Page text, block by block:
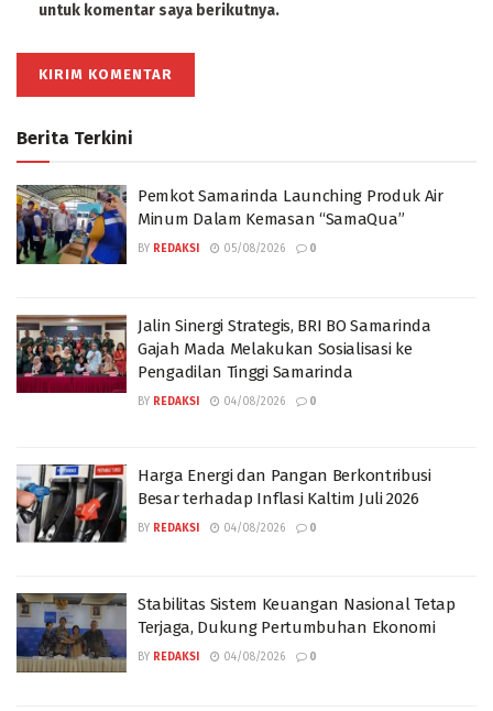
untuk komentar saya berikutnya.
Berita Terkini
Pemkot Samarinda Launching Produk Air
Minum Dalam Kemasan “SamaQua”
BY REDAKSI 05/08/2026 0
Jalin Sinergi Strategis, BRI BO Samarinda
Gajah Mada Melakukan Sosialisasi ke
Pengadilan Tinggi Samarinda
BY REDAKSI 04/08/2026 0
Harga Energi dan Pangan Berkontribusi
Besar terhadap Inflasi Kaltim Juli 2026
BY REDAKSI 04/08/2026 0
Stabilitas Sistem Keuangan Nasional Tetap
Terjaga, Dukung Pertumbuhan Ekonomi
BY REDAKSI 04/08/2026 0